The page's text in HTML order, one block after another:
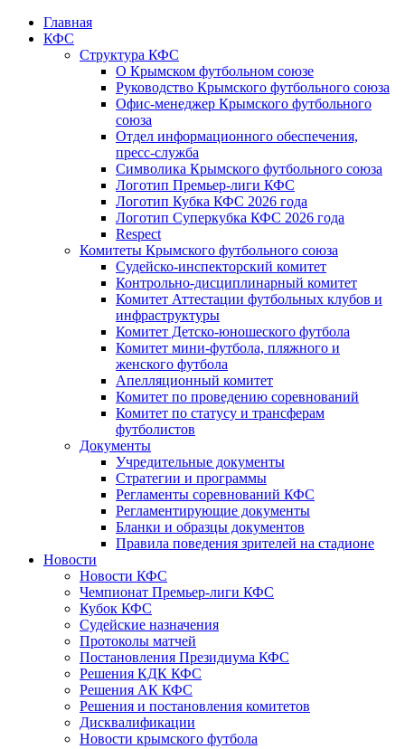
Главная
КФС
Структура КФС
О Крымском футбольном союзе
Руководство Крымского футбольного союза
Офис-менеджер Крымского футбольного
союза
Отдел информационного обеспечения,
пресс-служба
Символика Крымского футбольного союза
Логотип Премьер-лиги КФС
Логотип Кубка КФС 2026 года
Логотип Суперкубка КФС 2026 года
Respect
Комитеты Крымского футбольного союза
Судейско-инспекторский комитет
Контрольно-дисциплинарный комитет
Комитет Аттестации футбольных клубов и
инфраструктуры
Комитет Детско-юношеского футбола
Комитет мини-футбола, пляжного и
женского футбола
Апелляционный комитет
Комитет по проведению соревнований
Комитет по статусу и трансферам
футболистов
Документы
Учредительные документы
Стратегии и программы
Регламенты соревнований КФС
Регламентирующие документы
Бланки и образцы документов
Правила поведения зрителей на стадионе
Новости
Новости КФС
Чемпионат Премьер-лиги КФС
Кубок КФС
Судейские назначения
Протоколы матчей
Постановления Президиума КФС
Решения КДК КФС
Решения АК КФС
Решения и постановления комитетов
Дисквалификации
Новости крымского футбола